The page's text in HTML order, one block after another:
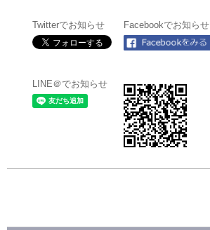
Twitterでお知らせ Facebookでお知らせ
LINE＠でお知らせ